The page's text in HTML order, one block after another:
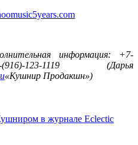
информация: +7-
123-1119 (Дарья
«Кушнир Продакшн»)